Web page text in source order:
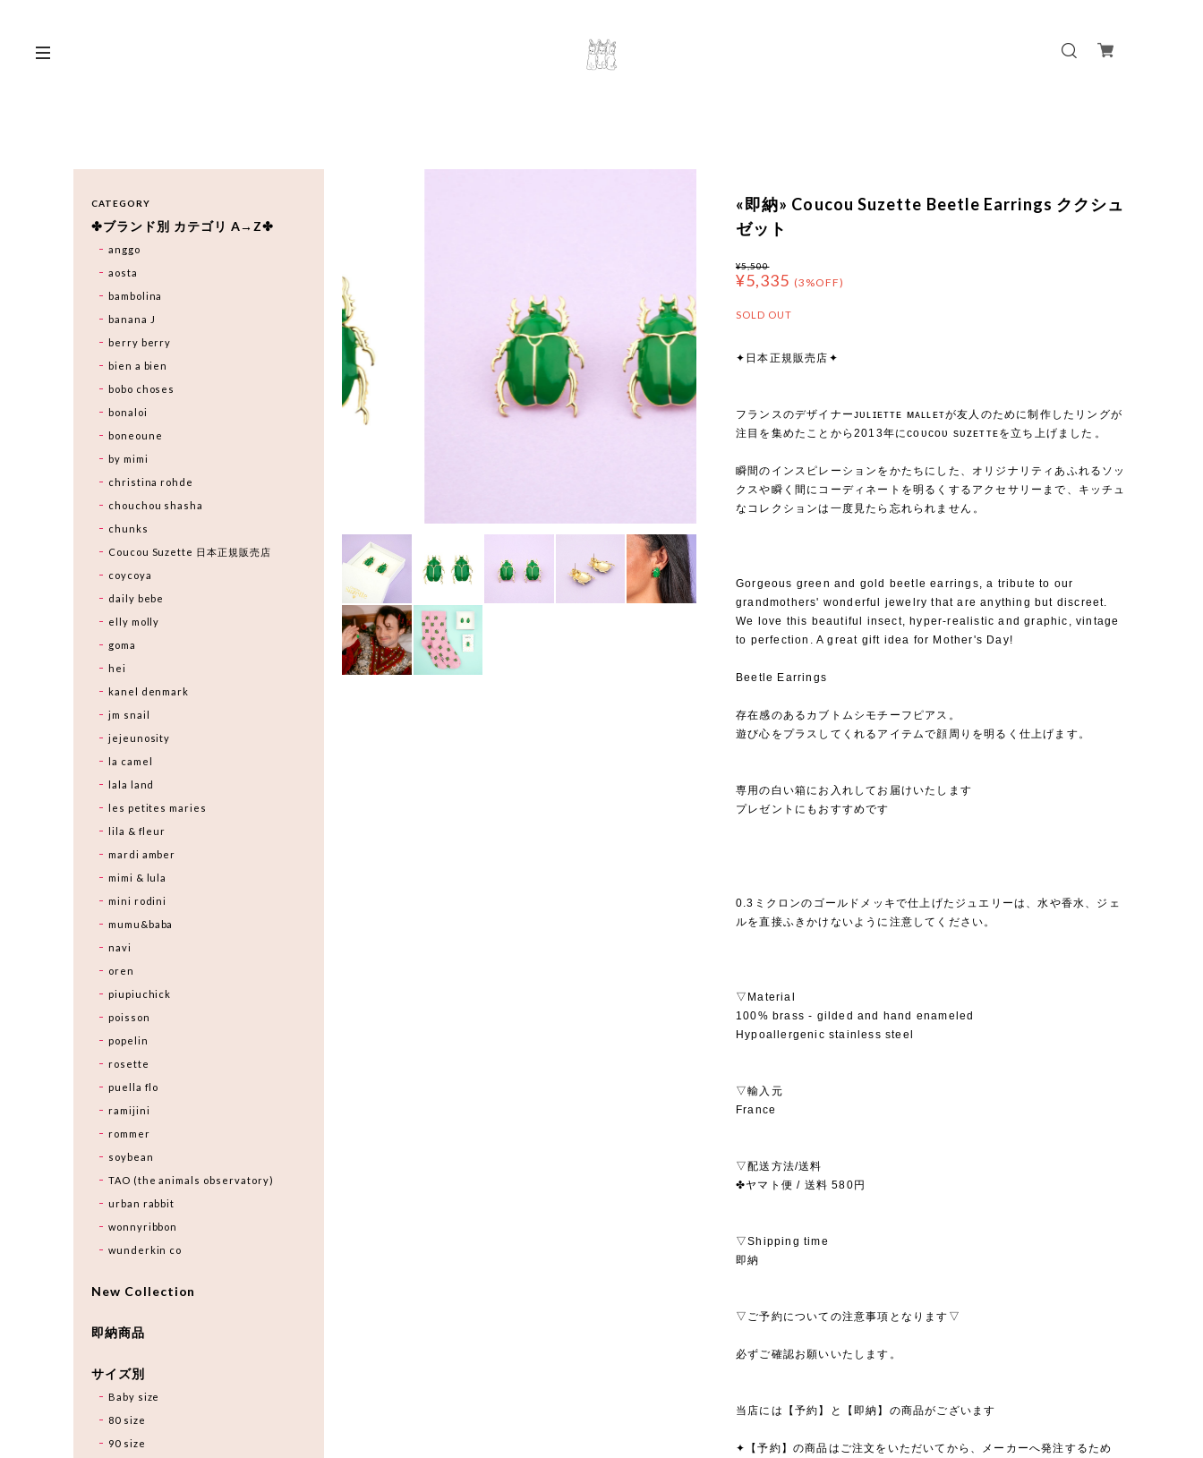
«即納» Coucou Suzette Beetle Earrings ククシュ
ゼット
¥5,500
¥5,335 (3%OFF)
SOLD OUT
✦日本正規販売店✦
フランスのデザイナーᴊᴜʟɪᴇᴛᴛᴇ ᴍᴀʟʟᴇᴛが友人のために制作したリングが
注目を集めたことから2013年にᴄᴏᴜᴄᴏᴜ sᴜᴢᴇᴛᴛᴇを立ち上げました⁡。
瞬間のインスピレーションをかたちにした、オリジナリティあふれるソッ
クスや瞬く間にコーディネートを明るくするアクセサリーまで、キッチュ
なコレクションは一度見たら忘れられません⁡。
Gorgeous green and gold beetle earrings, a tribute to our
grandmothers' wonderful jewelry that are anything but discreet.
We love this beautiful insect, hyper-realistic and graphic, vintage
to perfection. A great gift idea for Mother's Day!
Beetle Earrings
存在感のあるカブトムシモチーフピアス。
遊び心をプラスしてくれるアイテムで顔周りを明るく仕上げます。
専用の白い箱にお入れしてお届けいたします
プレゼントにもおすすめです
0.3ミクロンのゴールドメッキで仕上げたジュエリーは、水や香水、ジェ
ルを直接ふきかけないように注意してください。
▽Material
100% brass - gilded and hand enameled
Hypoallergenic stainless steel
▽輸入元
France
▽配送方法/送料
✤ヤマト便 / 送料 580円
▽Shipping time
即納
▽ご予約についての注意事項となります▽
必ずご確認お願いいたします。
当店には【予約】と【即納】の商品がございます
✦【予約】の商品はご注文をいただいてから、メーカーへ発注するため
CATEGORY
✤ブランド別 カテゴリ A→Z✤
anggo
aosta
bambolina
banana J
berry berry
bien a bien
bobo choses
bonaloi
boneoune
by mimi
christina rohde
chouchou shasha
chunks
Coucou Suzette 日本正規販売店
coycoya
daily bebe
elly molly
goma
hei
kanel denmark
jm snail
jejeunosity
la camel
lala land
les petites maries
lila & fleur
mardi amber
mimi & lula
mini rodini
mumu&baba
navi
oren
piupiuchick
poisson
popelin
rosette
puella flo
ramijini
rommer
soybean
TAO (the animals observatory)
urban rabbit
wonnyribbon
wunderkin co
New Collection
即納商品
サイズ別
Baby size
80 size
90 size